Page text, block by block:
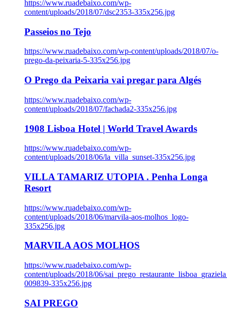
https://www.ruadebaixo.com/wp-
content/uploads/2018/07/dsc2353-335x256.jpg
Passeios no Tejo
https://www.ruadebaixo.com/wp-content/uploads/2018/07/o-
prego-da-peixaria-5-335x256.jpg
O Prego da Peixaria vai pregar para Algés
https://www.ruadebaixo.com/wp-
content/uploads/2018/07/fachada2-335x256.jpg
1908 Lisboa Hotel | World Travel Awards
https://www.ruadebaixo.com/wp-
content/uploads/2018/06/la_villa_sunset-335x256.jpg
VILLA TAMARIZ UTOPIA . Penha Longa
Resort
https://www.ruadebaixo.com/wp-
content/uploads/2018/06/marvila-aos-molhos_logo-
335x256.jpg
MARVILA AOS MOLHOS
https://www.ruadebaixo.com/wp-
content/uploads/2018/06/
009839-335x256.jpg
SAI PREGO